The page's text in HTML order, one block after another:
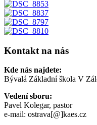
Kontakt na nás
Kde nás najdete:
Bývalá Základní škola V
Vedení sboru:
Pavel Kolegar, pastor
e-mail: ostrava[@]kaes.cz